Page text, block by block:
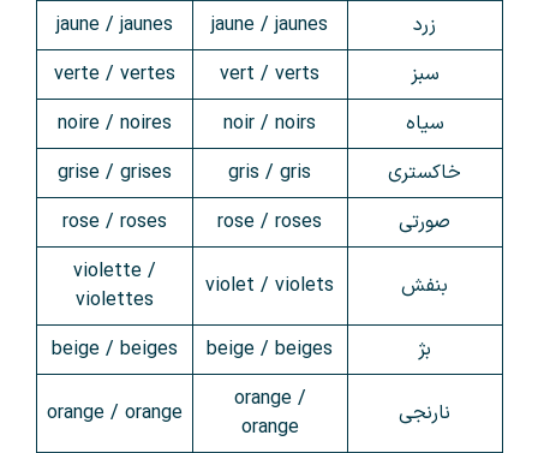
زرد
jaune / jaunes
jaune / jaunes
سبز
vert / verts
verte / vertes
سیاه
noir / noirs
noire / noires
خاکستری
gris / gris
grise / grises
صورتی
rose / roses
rose / roses
بنفش violet / violets
violette /
violettes
بژ
beige / beiges
beige / beiges
نارنجی
orange /
orange
orange / orange